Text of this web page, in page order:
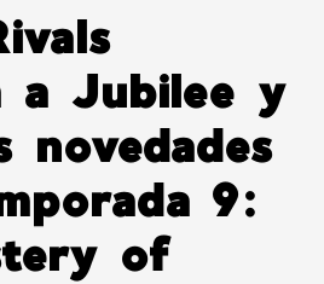
a Jubilee y
novedades
9:
of